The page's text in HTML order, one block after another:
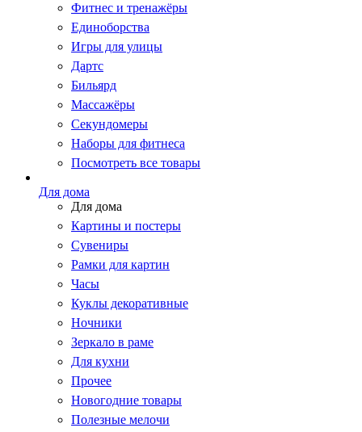
Фитнес и тренажёры
Единоборства
Игры для улицы
Дартс
Бильярд
Массажёры
Секундомеры
Наборы для фитнеса
Посмотреть все товары
Для дома
Для дома
Картины и постеры
Сувениры
Рамки для картин
Часы
Куклы декоративные
Ночники
Зеркало в раме
Для кухни
Прочее
Новогодние товары
Полезные мелочи